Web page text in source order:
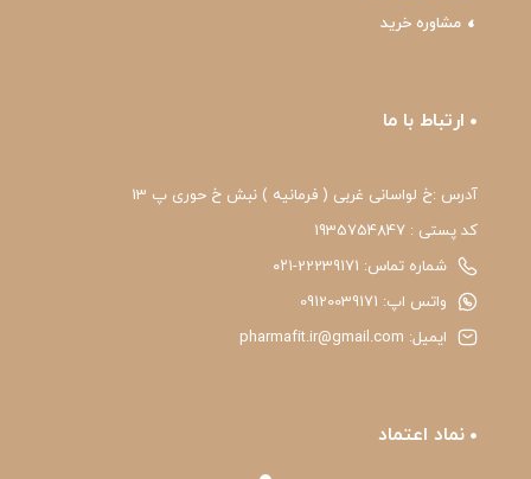
مشاوره خرید
ارتباط با ما
آدرس :خ لواسانی غربی ( فرمانیه ) نبش خ حوری پ 13
کد پستی : 1935754847
شماره تماس: 22239171-۰۲۱
واتس اپ: 09120039171
ایمیل: pharmafit.ir@gmail.com
نماد اعتماد